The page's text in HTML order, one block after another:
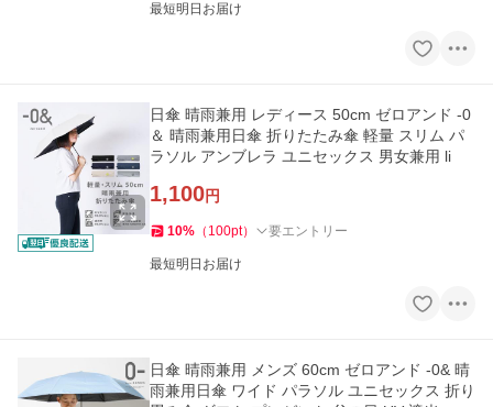
最短明日お届け
日傘 晴雨兼用 レディース 50cm ゼロアンド -0
＆ 晴雨兼用日傘 折りたたみ傘 軽量 スリム パ
ラソル アンブレラ ユニセックス 男女兼用 li
1,100円
10% （ 100pt） 要エントリー
最短明日お届け
日傘 晴雨兼用 メンズ 60cm ゼロアンド -0& 晴
雨兼用日傘 ワイド パラソル ユニセックス 折り